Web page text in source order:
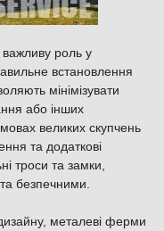
роль у
встановлення
мінімізувати
або інших
великих скупчень
та додаткові
троси та замки,
безпечними.
металеві ферми